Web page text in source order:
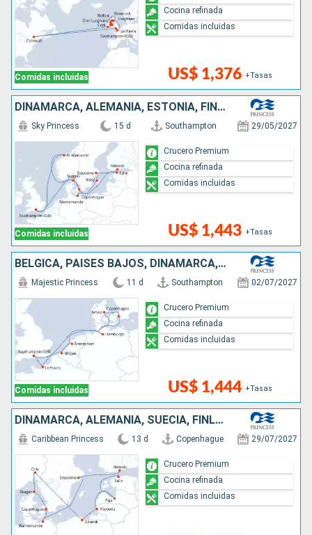
Comidas incluidas US$ 1,376 +Tasas
Cocina refinada
Comidas incluidas
DINAMARCA, ALEMANIA, ESTONIA, FINLANDIA, SUECIA, NORUEGA, REINO UNIDO
Comidas incluidas
Sky Princess 15 d Southampton 29/05/2027
US$ 1,443 +Tasas
Crucero Premium
Cocina refinada
Comidas incluidas
BÉLGICA, PAISES BAJOS, DINAMARCA, ALEMANIA, FRANCIA, REINO UNIDO
Comidas incluidas
Majestic Princess 11 d Southampton 02/07/2027
US$ 1,444 +Tasas
Crucero Premium
Cocina refinada
Comidas incluidas
DINAMARCA, ALEMANIA, SUECIA, FINLANDIA, ESTONIA, LETONIA, LITUANIA, POLONIA, NORUEGA
Caribbean Princess 13 d Copenhague 29/07/2027
Crucero Premium
Cocina refinada
Comidas incluidas